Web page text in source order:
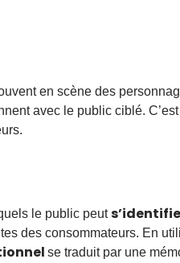
en scène des
avec le public ciblé.
le public peut
des consommateurs. En
se traduit par une